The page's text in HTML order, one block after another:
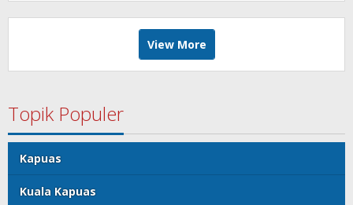
View More
Topik Populer
Kapuas
Kuala Kapuas